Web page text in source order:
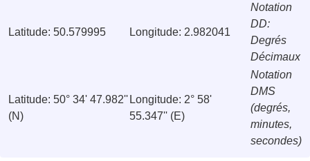
Latitude: 50.579995 Longitude: 2.982041
Notation
DD:
Degrés
Décimaux
Latitude: 50° 34' 47.982''
(N)
Longitude: 2° 58'
55.347'' (E)
Notation
DMS
(degrés,
minutes,
secondes)